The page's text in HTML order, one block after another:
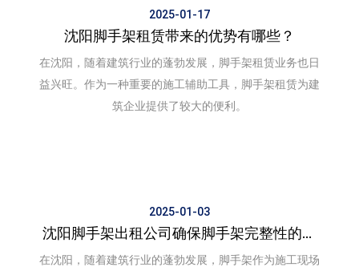
2025-01-17
沈阳脚手架租赁带来的优势有哪些？
在沈阳，随着建筑行业的蓬勃发展，脚手架租赁业务也日
益兴旺。作为一种重要的施工辅助工具，脚手架租赁为建
筑企业提供了较大的便利。
2025-01-03
沈阳脚手架出租公司确保脚手架完整性的重
在沈阳，随着建筑行业的蓬勃发展，脚手架作为施工现场